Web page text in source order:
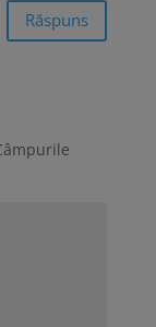
Răspuns